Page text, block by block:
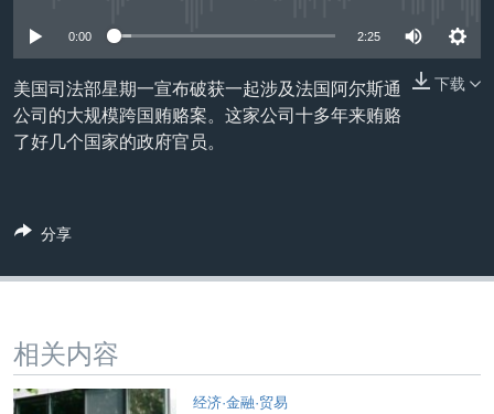
检
索
非洲
美洲
全球议题
军事
劳工
环境
国会报道
美中关系
美国建国250周年
重要讲话与声明
台海两岸关系
关注西藏
关注新疆
VOA今日焦点
中文广播
关注我们
其他语言网站
0:00 2:25
下载
美国司法部星期一宣布破获一起涉及法国阿尔斯通
公司的大规模跨国贿赂案。这家公司十多年来贿赂
了好几个国家的政府官员。
分享
相关内容
经济·金融·贸易